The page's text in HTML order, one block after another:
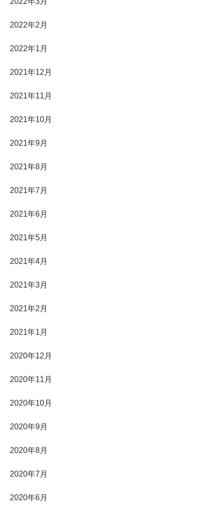
2022年2月
2022年1月
2021年12月
2021年11月
2021年10月
2021年9月
2021年8月
2021年7月
2021年6月
2021年5月
2021年4月
2021年3月
2021年2月
2021年1月
2020年12月
2020年11月
2020年10月
2020年9月
2020年8月
2020年7月
2020年6月